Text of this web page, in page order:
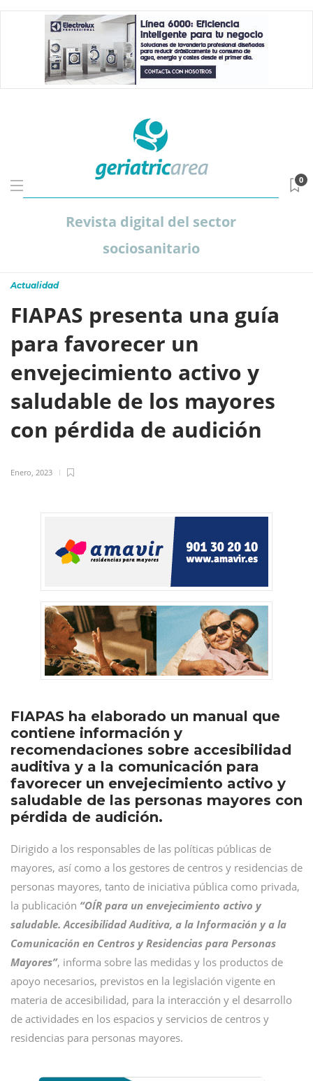
Revista digital del sector
sociosanitario
0
Actualidad
FIAPAS presenta una guía
para favorecer un
envejecimiento activo y
saludable de los mayores
con pérdida de audición
Enero, 2023
FIAPAS ha elaborado un manual que
contiene información y
recomendaciones sobre accesibilidad
auditiva y a la comunicación para
favorecer un envejecimiento activo y
saludable de las personas mayores con
pérdida de audición.
Dirigido a los responsables de las políticas públicas de
mayores, así como a los gestores de centros y residencias de
personas mayores, tanto de iniciativa pública como privada,
la publicación “OÍR para un envejecimiento activo y
saludable. Accesibilidad Auditiva, a la Información y a la
Comunicación en Centros y Residencias para Personas
Mayores”, informa sobre las medidas y los productos de
apoyo necesarios, previstos en la legislación vigente en
materia de accesibilidad, para la interacción y el desarrollo
de actividades en los espacios y servicios de centros y
residencias para personas mayores.